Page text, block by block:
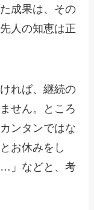
成果は、その
人の知恵は正
れば、継続の
せん。ところ
ンタンではな
お休みをし
」などと、考